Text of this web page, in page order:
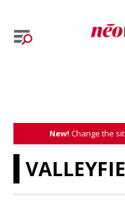
New! Change the